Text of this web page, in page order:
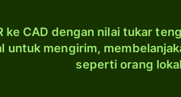
ke CAD dengan nilai tukar
untuk mengirim,
seperti orang